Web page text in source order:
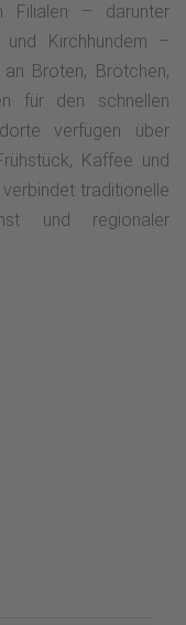
Filialen – darunter
Kirchhundem –
Broten, Brötchen,
für den schnellen
verfügen über
Kaffee und
traditionelle
und regionaler